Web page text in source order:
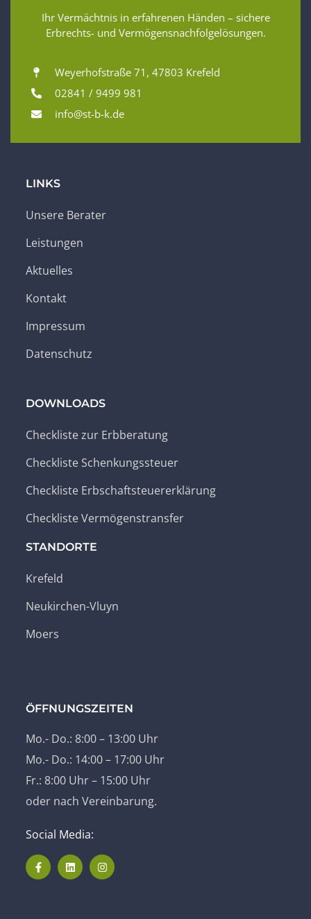
Ihr Vermächtnis in erfahrenen Händen – sichere
Erbrechts- und Vermögensnachfolgelösungen.
Weyerhofstraße 71, 47803 Krefeld
02841 / 9499 981
info@st-b-k.de
LINKS
Unsere Berater
Leistungen
Aktuelles
Kontakt
Impressum
Datenschutz
DOWNLOADS
Checkliste zur Erbberatung
Checkliste Schenkungssteuer
Checkliste Erbschaftsteuererklärung
Checkliste Vermögenstransfer
STANDORTE
Krefeld
Neukirchen-Vluyn
Moers
ÖFFNUNGSZEITEN
Mo.- Do.: 8:00 – 13:00 Uhr
Mo.- Do.: 14:00 – 17:00 Uhr
Fr.: 8:00 Uhr – 15:00 Uhr
oder nach Vereinbarung.
Social Media: